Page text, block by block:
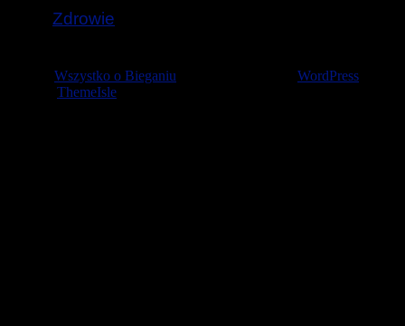
Zdrowie
Wszystko o Bieganiu
WordPress
ThemeIsle